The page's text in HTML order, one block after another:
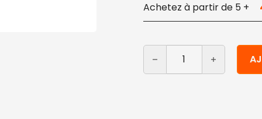
5 +
quantité de Sacs
Alternative: